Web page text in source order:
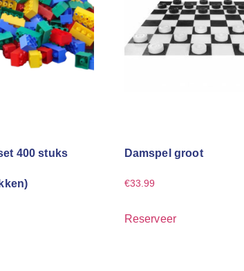
400 stuks Damspel groot
€33.99
Reserveer